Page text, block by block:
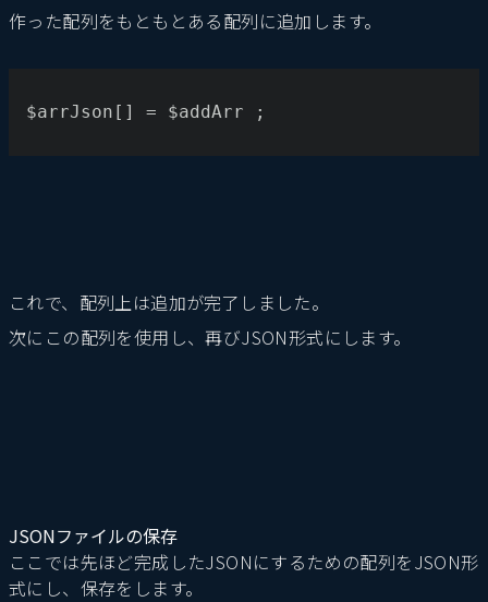
作った配列をもともとある配列に追加します。
$arrJson[] = $addArr ;
これで、配列上は追加が完了しました。
次にこの配列を使用し、再びJSON形式にします。
JSONファイルの保存
ここでは先ほど完成したJSONにするための配列をJSON形
式にし、保存をします。